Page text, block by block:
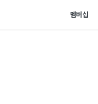
멤버십